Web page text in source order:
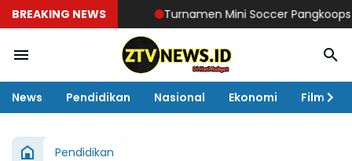
BREAKING NEWS Turnamen Mini Soccer Pangkoops TNI
News Pendidikan Nasional Ekonomi Film
Pendidikan